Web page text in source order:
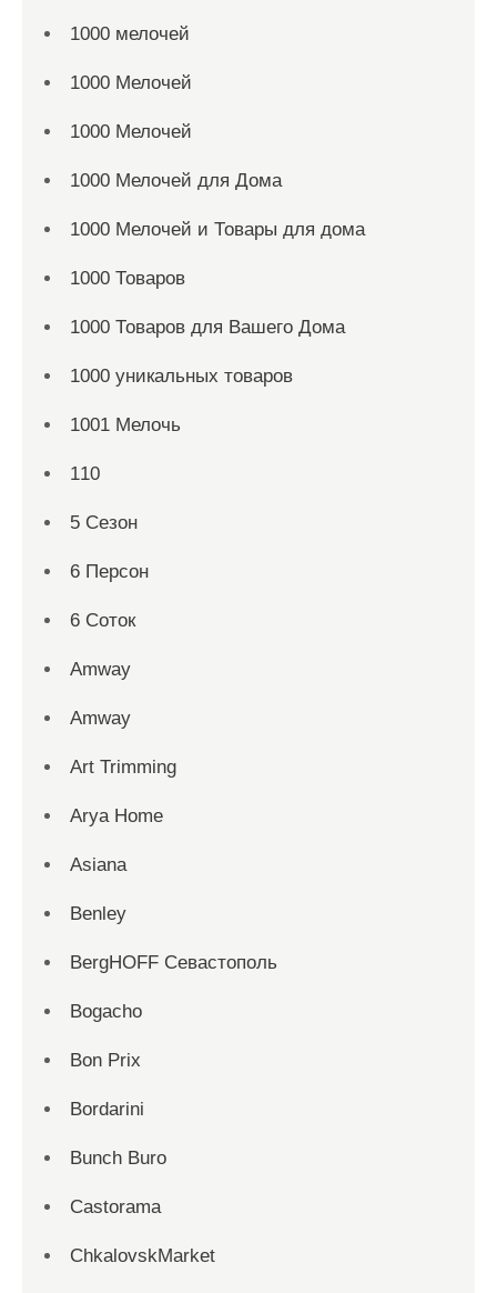
1000 мелочей
1000 Мелочей
1000 Мелочей
1000 Мелочей для Дома
1000 Мелочей и Товары для дома
1000 Товаров
1000 Товаров для Вашего Дома
1000 уникальных товаров
1001 Мелочь
110
5 Сезон
6 Персон
6 Соток
Amway
Amway
Art Trimming
Arya Home
Asiana
Benley
BergHOFF Севастополь
Bogacho
Bon Prix
Bordarini
Bunch Buro
Castorama
ChkalovskMarket